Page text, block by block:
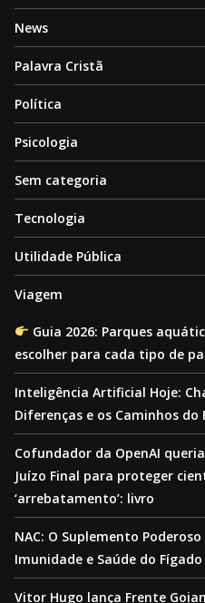
News
Palavra Cristã
Política
Psicologia
Sem categoria
Tecnologia
Utilidade Pública
Viagem
Guia 2026: Parques
escolher para cada tipo de
Inteligência Artificial Hoje:
Diferenças e os Caminhos do
Cofundador da OpenAI
Juízo Final para proteger
‘arrebatamento’: livro
NAC: O Suplemento
Imunidade e Saúde do Fígado
Vitor Hugo lança Frente